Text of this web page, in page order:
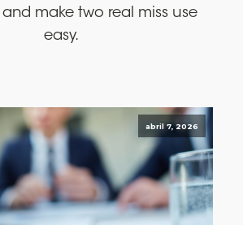
make two real miss use
easy.
abril 7, 2026